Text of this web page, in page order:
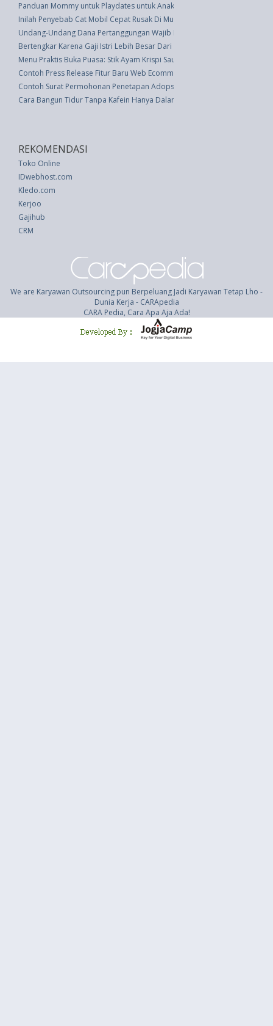
Panduan Mommy untuk Playdates untuk Anak-anak Anda
Inilah Penyebab Cat Mobil Cepat Rusak Di Musim Hujan
Undang-Undang Dana Pertanggungan Wajib Kecelakaan Lalu Lintas Jalan
Bertengkar Karena Gaji Istri Lebih Besar Dari Suami, Cegah Dengan Tips
Menu Praktis Buka Puasa: Stik Ayam Krispi Saus Lemon
Contoh Press Release Fitur Baru Web Ecommerce
Contoh Surat Permohonan Penetapan Adopsi Anak
Cara Bangun Tidur Tanpa Kafein Hanya Dalam 90 Detik
REKOMENDASI
Toko Online
IDwebhost.com
Kledo.com
Kerjoo
Gajihub
CRM
We are Karyawan Outsourcing pun Berpeluang Jadi Karyawan Tetap Lho -
Dunia Kerja - CARApedia
CARA Pedia, Cara Apa Aja Ada!